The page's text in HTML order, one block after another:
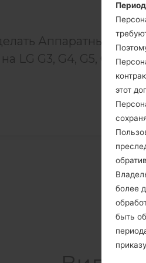
Аппаратный
LG G3, G4, G5, G7 и...
этот
более
быть